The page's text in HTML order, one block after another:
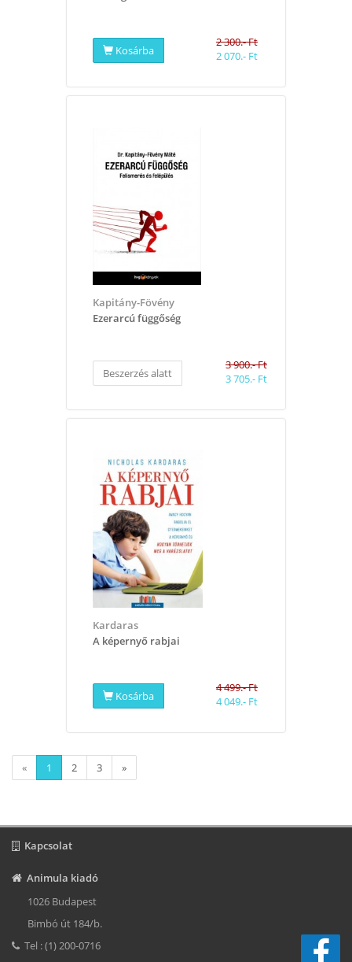
Kosárba
2 300.- Ft
2 070.- Ft
Kapitány-Fövény
​Ezerarcú függőség
Beszerzés alatt
3 900.- Ft
3 705.- Ft
Kardaras
A képernyő rabjai
Kosárba
4 499.- Ft
4 049.- Ft
« 1 2 3 »
Kapcsolat
Animula kiadó
1026 Budapest
Bimbó út 184/b.
Tel : (1) 200-0716